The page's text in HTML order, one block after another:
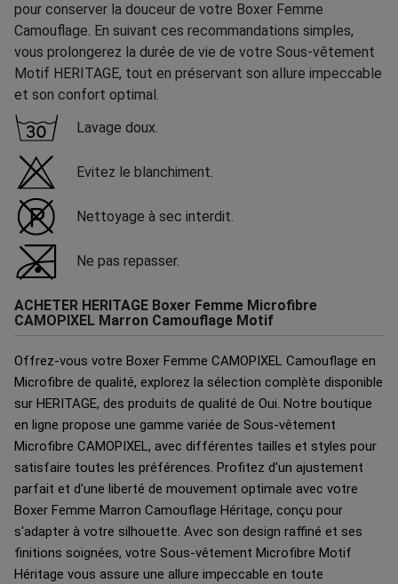
pour conserver la douceur de votre Boxer Femme
Camouflage. En suivant ces recommandations simples,
vous prolongerez la durée de vie de votre Sous-vêtement
Motif HERITAGE, tout en préservant son allure impeccable
et son confort optimal.
Lavage doux.
Evitez le blanchiment.
Nettoyage à sec interdit.
Ne pas repasser.
ACHETER HERITAGE Boxer Femme Microfibre
CAMOPIXEL Marron Camouflage Motif
Offrez-vous votre Boxer Femme CAMOPIXEL Camouflage en
Microfibre de qualité, explorez la sélection complète disponible
sur HERITAGE, des produits de qualité de Oui. Notre boutique
en ligne propose une gamme variée de Sous-vêtement
Microfibre CAMOPIXEL, avec différentes tailles et styles pour
satisfaire toutes les préférences. Profitez d'un ajustement
parfait et d'une liberté de mouvement optimale avec votre
Boxer Femme Marron Camouflage Héritage, conçu pour
s'adapter à votre silhouette. Avec son design raffiné et ses
finitions soignées, votre Sous-vêtement Microfibre Motif
Héritage vous assure une allure impeccable en toute